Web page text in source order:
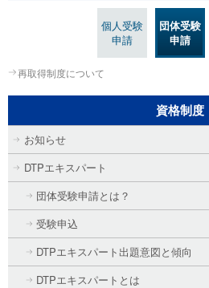
個人受験
申請
団体受験
申請
再取得制度について
資格制度
お知らせ
DTPエキスパート
団体受験申請とは？
受験申込
DTPエキスパート出題意図と傾向
DTPエキスパートとは